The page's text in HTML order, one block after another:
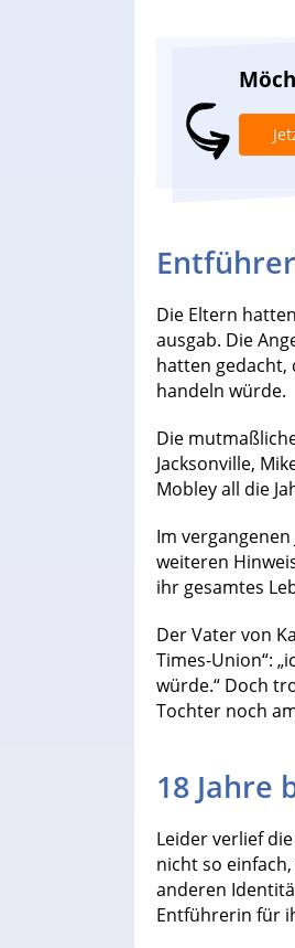
Die Eltern
ausgab. Die
hatten gedacht,
handeln würde.
Die
Jacksonville,
Mobley all die
Im
weiteren
ihr gesamtes
Der Vater von
Times-Union“:
würde.“ Doch
Tochter noch
18
Leider verlief
nicht so
anderen
Entführerin für